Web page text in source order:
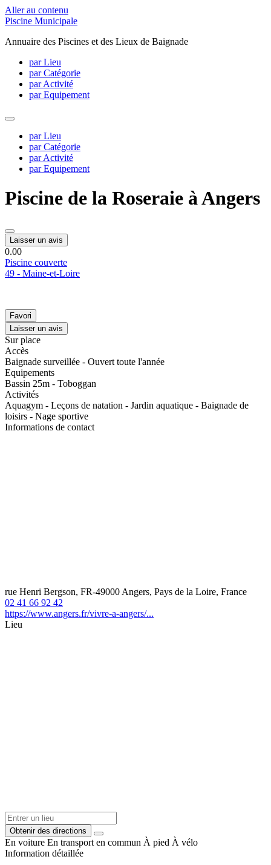
Aller au contenu
Piscine Municipale
Annuaire des Piscines et des Lieux de Baignade
par Lieu
par Catégorie
par Activité
par Equipement
par Lieu
par Catégorie
par Activité
par Equipement
Piscine de la Roseraie à Angers
Laisser un avis
0.00
Piscine couverte
49 - Maine-et-Loire
Favori
Laisser un avis
Sur place
Accès
Baignade surveillée - Ouvert toute l'année
Equipements
Bassin 25m - Toboggan
Activités
Aquagym - Leçons de natation - Jardin aquatique - Baignade de
loisirs - Nage sportive
Informations de contact
rue Henri Bergson, FR-49000 Angers, Pays de la Loire, France
02 41 66 92 42
https://www.angers.fr/vivre-a-angers/...
Lieu
Obtenir des directions
En voiture En transport en commun À pied À vélo
Information détaillée